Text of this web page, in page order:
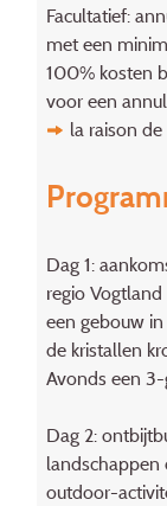
Facultatief:
met een
100% kosten
voor een
la raison
Dag 1:
regio
een gebouw
de kristallen
Avonds een
Dag 2:
landschappen
outdoor-